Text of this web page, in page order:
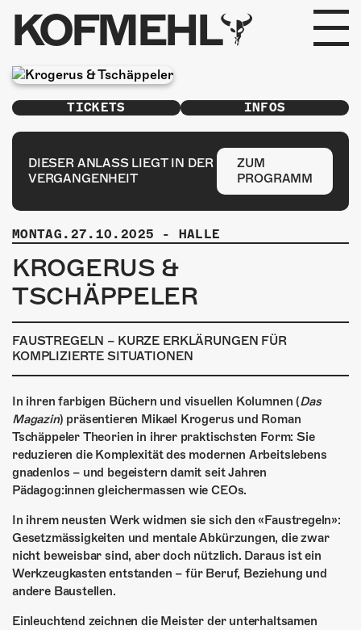
KOFMEHL
PROGRAMM
FABRIKGEFLÜSTER
GALERIE
FOTOGALERIE
PHOTOMAT
INFOS
KONTAKT
ÜBER UNS
GÖNNEREI
SHOP
MITMACHEN
TICKETS INFOS
DIESER ANLASS LIEGT IN DER
VERGANGENHEIT
ZUM
PROGRAMM
MONTAG.27.10.2025 - HALLE
KROGERUS &
TSCHÄPPELER
FAUSTREGELN – KURZE ERKLÄRUNGEN FÜR
KOMPLIZIERTE SITUATIONEN
In ihren farbigen Büchern und visuellen Kolumnen (Das
Magazin) präsentieren Mikael Krogerus und Roman
Tschäppeler Theorien in ihrer praktischsten Form: Sie
reduzieren die Komplexität des modernen Arbeitslebens
gnadenlos – und begeistern damit seit Jahren
Pädagog:innen gleichermassen wie CEOs.
In ihrem neusten Werk widmen sie sich den «Faustregeln»:
Gesetzmässigkeiten und mentale Abkürzungen, die zwar
nicht beweisbar sind, aber doch nützlich. Daraus ist ein
Werkzeugkasten entstanden – für Beruf, Beziehung und
andere Baustellen.
Einleuchtend zeichnen die Meister der unterhaltsamen